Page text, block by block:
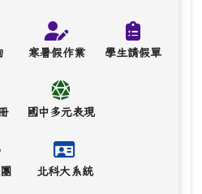
寒暑假作業 學生請假單
國中多元表現
北科大系統